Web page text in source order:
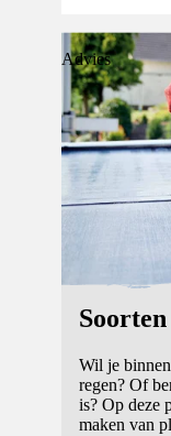
Advies
Wil je
regen? Of
is? Op deze
maken van